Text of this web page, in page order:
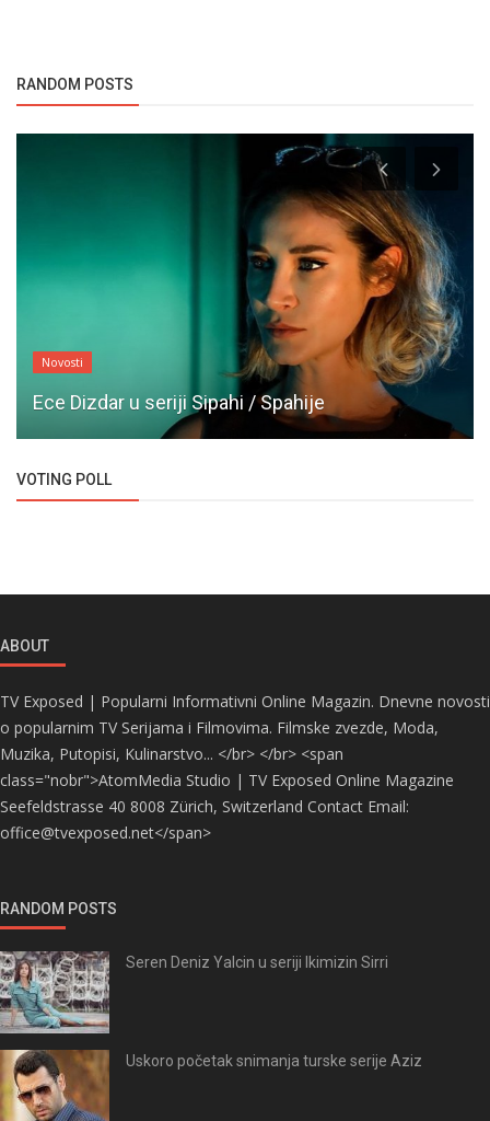
RANDOM POSTS
Novosti
Ece Dizdar u seriji Sipahi / Spahije
VOTING POLL
ABOUT
TV Exposed | Popularni Informativni Online Magazin. Dnevne novosti
o popularnim TV Serijama i Filmovima. Filmske zvezde, Moda,
Muzika, Putopisi, Kulinarstvo... </br> </br> <span
class="nobr">AtomMedia Studio | TV Exposed Online Magazine
Seefeldstrasse 40 8008 Zürich, Switzerland Contact Email:
office@tvexposed.net</span>
RANDOM POSTS
Seren Deniz Yalcin u seriji Ikimizin Sirri
Uskoro početak snimanja turske serije Aziz